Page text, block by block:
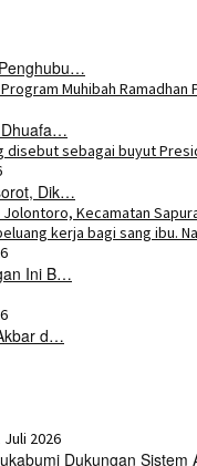
Dhuafa…
Dik…
Ini B…
d…
Juli 2026
Dukungan